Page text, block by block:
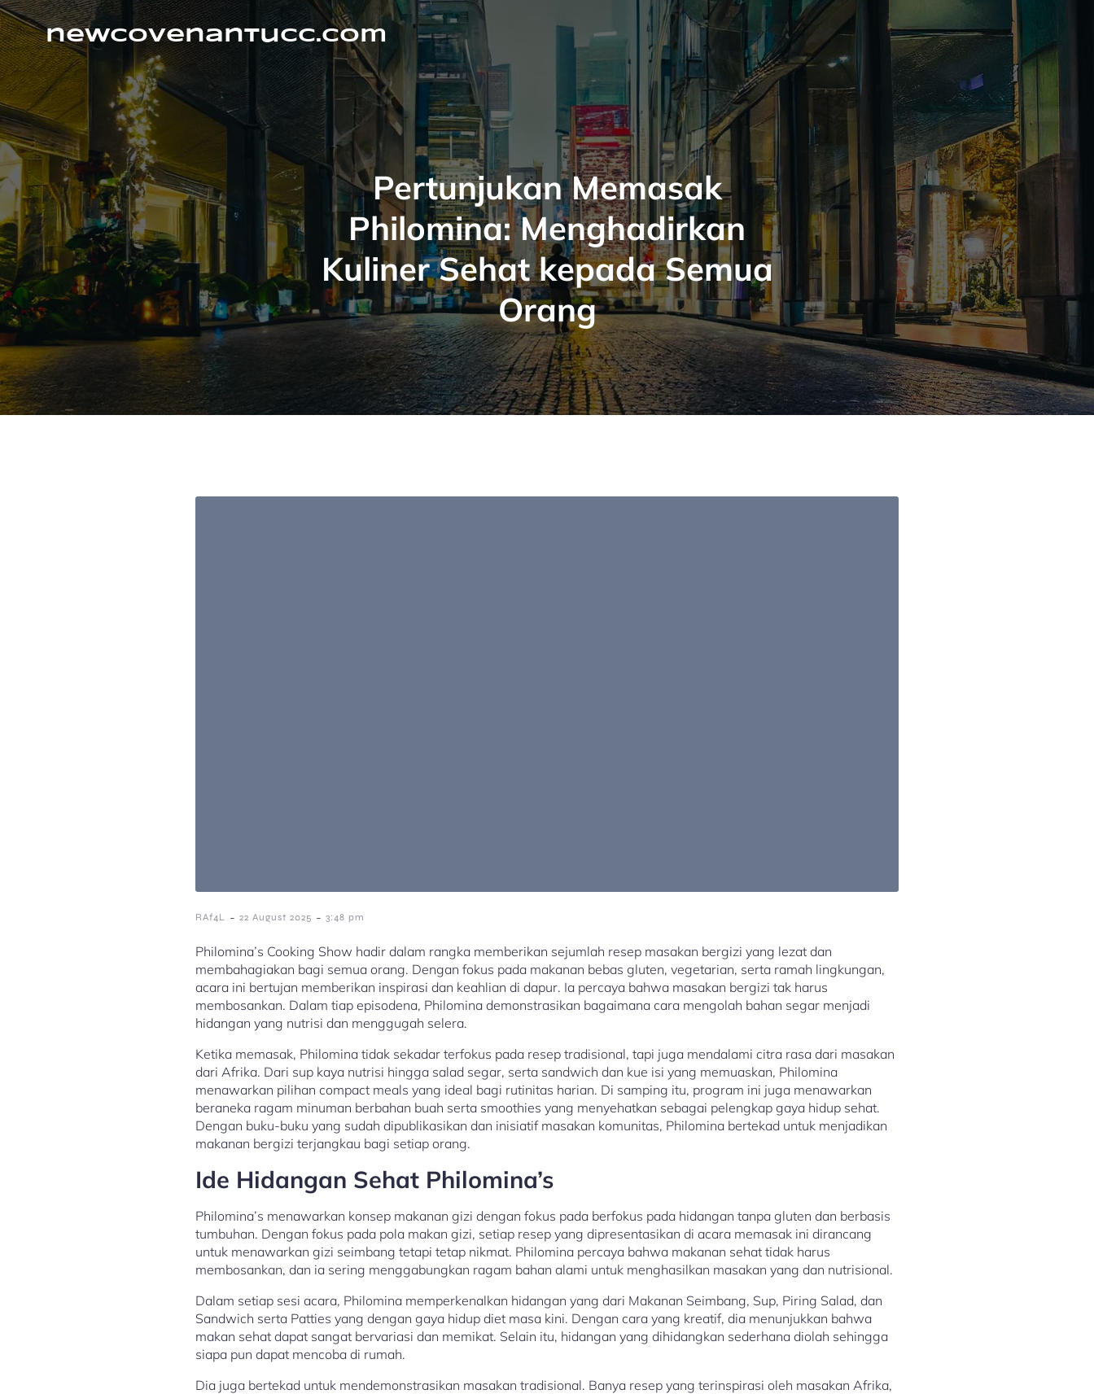
Skip
to
content newcovenantucc.com
Pertunjukan Memasak
Philomina: Menghadirkan
Kuliner Sehat kepada Semua
Orang
RAf4L - 22 August 2025 - 3:48 pm
Philomina’s Cooking Show hadir dalam rangka memberikan sejumlah resep masakan bergizi yang lezat dan
membahagiakan bagi semua orang. Dengan fokus pada makanan bebas gluten, vegetarian, serta ramah lingkungan,
acara ini bertujan memberikan inspirasi dan keahlian di dapur. Ia percaya bahwa masakan bergizi tak harus
membosankan. Dalam tiap episodena, Philomina demonstrasikan bagaimana cara mengolah bahan segar menjadi
hidangan yang nutrisi dan menggugah selera.
Ketika memasak, Philomina tidak sekadar terfokus pada resep tradisional, tapi juga mendalami citra rasa dari masakan
dari Afrika. Dari sup kaya nutrisi hingga salad segar, serta sandwich dan kue isi yang memuaskan, Philomina
menawarkan pilihan compact meals yang ideal bagi rutinitas harian. Di samping itu, program ini juga menawarkan
beraneka ragam minuman berbahan buah serta smoothies yang menyehatkan sebagai pelengkap gaya hidup sehat.
Dengan buku-buku yang sudah dipublikasikan dan inisiatif masakan komunitas, Philomina bertekad untuk menjadikan
makanan bergizi terjangkau bagi setiap orang.
Ide Hidangan Sehat Philomina’s
Philomina’s menawarkan konsep makanan gizi dengan fokus pada berfokus pada hidangan tanpa gluten dan berbasis
tumbuhan. Dengan fokus pada pola makan gizi, setiap resep yang dipresentasikan di acara memasak ini dirancang
untuk menawarkan gizi seimbang tetapi tetap nikmat. Philomina percaya bahwa makanan sehat tidak harus
membosankan, dan ia sering menggabungkan ragam bahan alami untuk menghasilkan masakan yang dan nutrisional.
Dalam setiap sesi acara, Philomina memperkenalkan hidangan yang dari Makanan Seimbang, Sup, Piring Salad, dan
Sandwich serta Patties yang dengan gaya hidup diet masa kini. Dengan cara yang kreatif, dia menunjukkan bahwa
makan sehat dapat sangat bervariasi dan memikat. Selain itu, hidangan yang dihidangkan sederhana diolah sehingga
siapa pun dapat mencoba di rumah.
Dia juga bertekad untuk mendemonstrasikan masakan tradisional. Banya resep yang terinspirasi oleh masakan Afrika,